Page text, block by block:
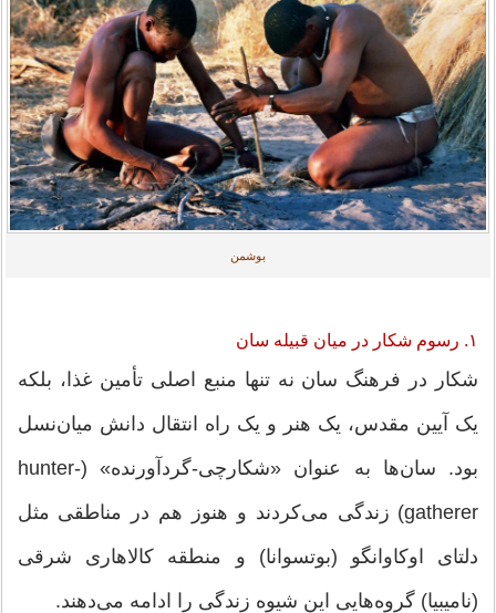
بوشمن
۱. رسوم شکار در میان قبیله سان
شکار در فرهنگ سان نه تنها منبع اصلی تأمین غذا، بلکه
یک آیین مقدس، یک هنر و یک راه انتقال دانش میان‌نسل
بود. سان‌ها به عنوان «شکارچی-گردآورنده» (hunter-
gatherer) زندگی می‌کردند و هنوز هم در مناطقی مثل
دلتای اوکاوانگو (بوتسوانا) و منطقه کالاهاری شرقی
(نامیبیا) گروه‌هایی این شیوه زندگی را ادامه می‌دهند.